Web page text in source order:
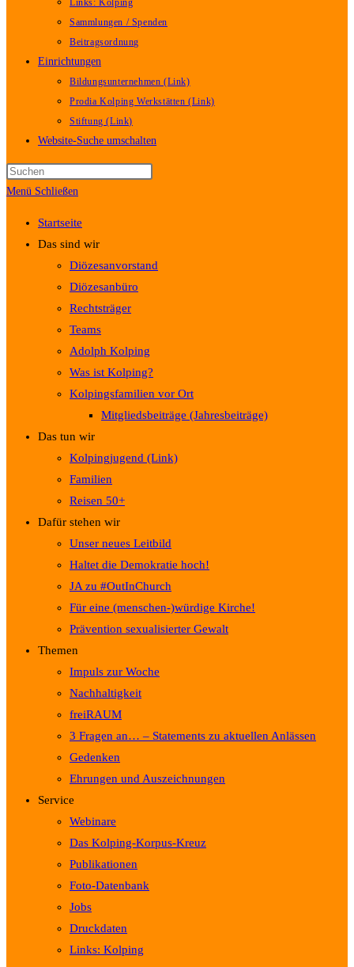
Links: Kolping
Sammlungen / Spenden
Beitragsordnung
Einrichtungen
Bildungsunternehmen (Link)
Prodia Kolping Werkstätten (Link)
Stiftung (Link)
Website-Suche umschalten
Menü Schließen
Startseite
Das sind wir
Diözesanvorstand
Diözesanbüro
Rechtsträger
Teams
Adolph Kolping
Was ist Kolping?
Kolpingsfamilien vor Ort
Mitgliedsbeiträge (Jahresbeiträge)
Das tun wir
Kolpingjugend (Link)
Familien
Reisen 50+
Dafür stehen wir
Unser neues Leitbild
Haltet die Demokratie hoch!
JA zu #OutInChurch
Für eine (menschen-)würdige Kirche!
Prävention sexualisierter Gewalt
Themen
Impuls zur Woche
Nachhaltigkeit
freiRAUM
3 Fragen an… – Statements zu aktuellen Anlässen
Gedenken
Ehrungen und Auszeichnungen
Service
Webinare
Das Kolping-Korpus-Kreuz
Publikationen
Foto-Datenbank
Jobs
Druckdaten
Links: Kolping